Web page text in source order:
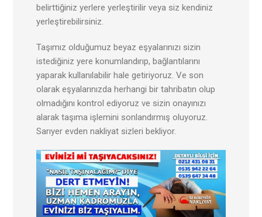
belirttiğiniz yerlere yerleştirilir veya siz kendiniz
yerleştirebilirsiniz.
Taşımız olduğumuz beyaz eşyalarınızı sizin
istediğiniz yere konumlandırıp, bağlantılarını
yaparak kullanılabilir hale getiriyoruz. Ve son
olarak eşyalarınızda herhangi bir tahribatın olup
olmadığını kontrol ediyoruz ve sizin onayınızı
alarak taşıma işlemini sonlandırmış oluyoruz.
Sarıyer evden nakliyat sizleri bekliyor.